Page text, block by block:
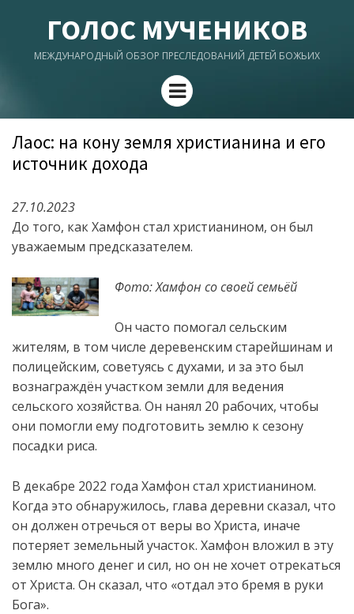
ГОЛОС МУЧЕНИКОВ
МЕЖДУНАРОДНЫЙ ОБЗОР ПРЕСЛЕДОВАНИЙ ДЕТЕЙ БОЖЬИХ
Menu
Лаос: на кону земля христианина и его
источник дохода
27.10.2023
До того, как Хамфон стал христианином, он был
уважаемым предсказателем.
Фото: Хамфон со своей семьёй
Он часто помогал сельским
жителям, в том числе деревенским старейшинам и
полицейским, советуясь с духами, и за это был
вознаграждён участком земли для ведения
сельского хозяйства. Он нанял 20 рабочих, чтобы
они помогли ему подготовить землю к сезону
посадки риса.
В декабре 2022 года Хамфон стал христианином.
Когда это обнаружилось, глава деревни сказал, что
он должен отречься от веры во Христа, иначе
потеряет земельный участок. Хамфон вложил в эту
землю много денег и сил, но он не хочет отрекаться
от Христа. Он сказал, что «отдал это бремя в руки
Бога».